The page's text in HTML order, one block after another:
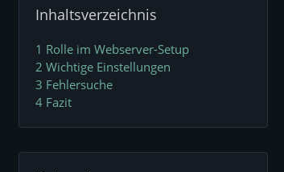
Inhaltsverzeichnis
1 Rolle im Webserver-Setup
2 Wichtige Einstellungen
3 Fehlersuche
4 Fazit